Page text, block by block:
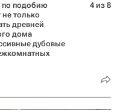
по подобию
только
древней
дома
дубовые
4 из 8